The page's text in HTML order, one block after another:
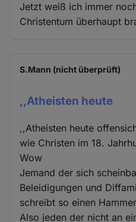
Jetzt weiß ich immer
Christentum überhaupt
S.Mann (nicht überprüft)
,,Atheisten heute
,,Atheisten heute
wie Christen im 18.
Wow
Jemand der sich
Beleidigungen und
schreibt so einen
Also jeden der nicht an